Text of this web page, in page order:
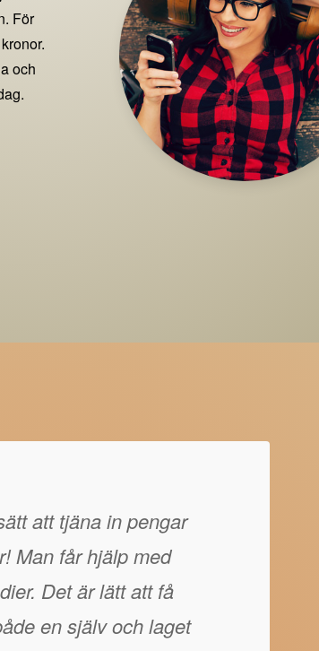
För
och
att tjäna in pengar
Man får hjälp med
Det är lätt att få
en själv och laget